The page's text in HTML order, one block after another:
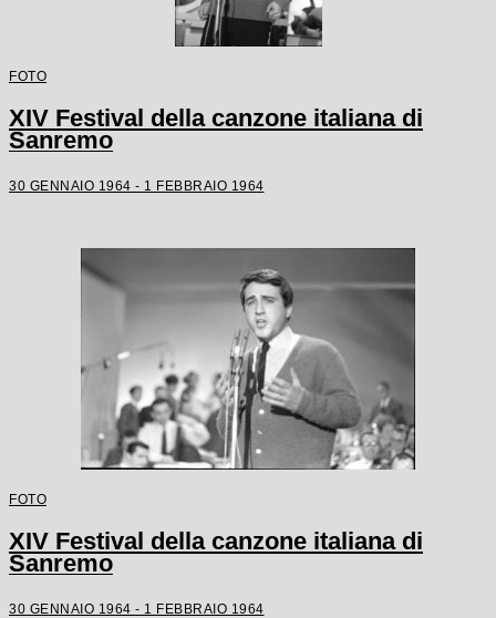
FOTO
XIV Festival della canzone italiana di
Sanremo
30 GENNAIO 1964 - 1 FEBBRAIO 1964
FOTO
XIV Festival della canzone italiana di
Sanremo
30 GENNAIO 1964 - 1 FEBBRAIO 1964